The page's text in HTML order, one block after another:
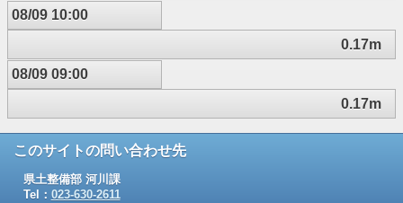
08/09 10:00
0.17m
08/09 09:00
0.17m
このサイトの問い合わせ先
県土整備部 河川課
Tel： 023-630-2611